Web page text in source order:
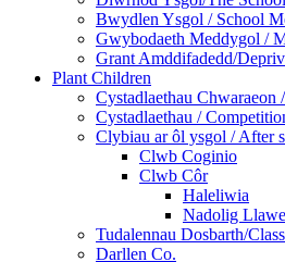
Bwydlen Ysgol / School
Gwybodaeth Meddygol /
Grant Amddifadedd/
Plant Children
Cystadlaethau
Cystadlaethau /
Clybiau ar ôl ysgol / After
Clwb Coginio
Clwb Côr
Haleliwia
Nadolig
Tudalennau Dosbarth/
Darllen Co.